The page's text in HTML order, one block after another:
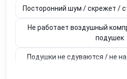
Посторонний шум / скрежет /
Не работает воздушный
подушек
Подушки не сдуваются / не